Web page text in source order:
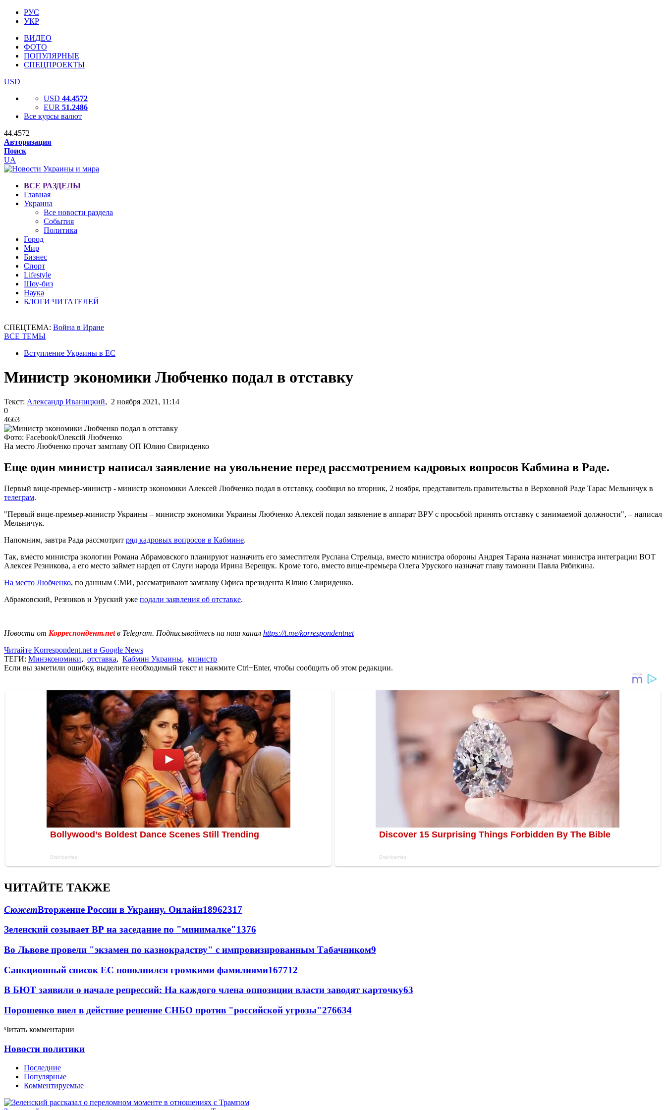
РУС
УКР
ВИДЕО
ФОТО
ПОПУЛЯРНЫЕ
СПЕЦПРОЕКТЫ
USD
USD 44.4572
EUR 51.2486
Все курсы валют
44.4572
Авторизация
Поиск
UA
ВСЕ РАЗДЕЛЫ
Главная
Украина
Все новости раздела
События
Политика
Город
Мир
Бизнес
Спорт
Lifestyle
Шоу-биз
Наука
БЛОГИ ЧИТАТЕЛЕЙ
СПЕЦТЕМА: Война в Иране
ВСЕ ТЕМЫ
Вступление Украины в ЕС
Министр экономики Любченко подал в отставку
Текст: Александр Иваницкий, 2 ноября 2021, 11:14
0
4663
Фото: Facebook/Олексій Любченко
На место Любченко прочат замглаву ОП Юлию Свириденко
Еще один министр написал заявление на увольнение перед рассмотрением кадровых вопросов Кабмина в Раде.
Первый вице-премьер-министр - министр экономики Алексей Любченко подал в отставку, сообщил во вторник, 2 ноября, представитель правительства в Верховной Раде Тарас Мельничук в
телеграм.
"Первый вице-премьер-министр Украины – министр экономики Украины Любченко Алексей подал заявление в аппарат ВРУ с просьбой принять отставку с занимаемой должности", – написал
Мельничук.
Напомним, завтра Рада рассмотрит ряд кадровых вопросов в Кабмине.
Так, вместо министра экологии Романа Абрамовского планируют назначить его заместителя Руслана Стрельца, вместо министра обороны Андрея Тарана назначат министра интеграции ВОТ
Алексея Резникова, а его место займет нардеп от Слуги народа Ирина Верещук. Кроме того, вместо вице-премьера Олега Уруского назначат главу таможни Павла Рябикина.
На место Любченко, по данным СМИ, рассматривают замглаву Офиса президента Юлию Свириденко.
Абрамовский, Резников и Уруский уже подали заявления об отставке.
Новости от Корреспондент.netв Telegram. Подписывайтесь на наш канал https://t.me/korrespondentnet
Читайте Korrespondent.net в Google News
ТЕГИ: Минэкономики, отставка, Кабмин Украины, министр
Если вы заметили ошибку, выделите необходимый текст и нажмите Ctrl+Enter, чтобы сообщить об этом редакции.
ЧИТАЙТЕ ТАКЖЕ
СюжетВторжение России в Украину. Онлайн18962317
Зеленский созывает ВР на заседание по "минималке"1376
Во Львове провели "экзамен по казнокрадству" с импровизированным Табачником9
Санкционный список ЕС пополнился громкими фамилиями167712
В БЮТ заявили о начале репрессий: На каждого члена оппозиции власти заводят карточку63
Порошенко ввел в действие решение СНБО против "российской угрозы"276634
Читать комментарии
Новости политики
Последние
Популярные
Комментируемые